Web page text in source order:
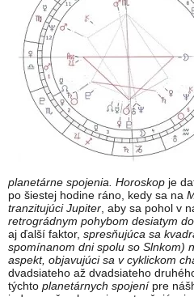
planetárne spojenia. Horoskop je
po šiestej hodine ráno, kedy sa na
tranzitujúci Jupiter , aby sa pohol v
retrográdnym pohybom desiatym
aj ďalší faktor, spresňujúca sa
spomínanom dni spolu so Slnkom)
aspekt, objavujúci sa v cyklickom
dvadsiateho až dvadsiateho
týchto planetárnych spojenípre